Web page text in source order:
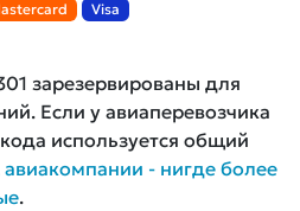
Visa
зарезервированы для
Если у авиаперевозчика
используется общий
авиакомпании - нигде более
.